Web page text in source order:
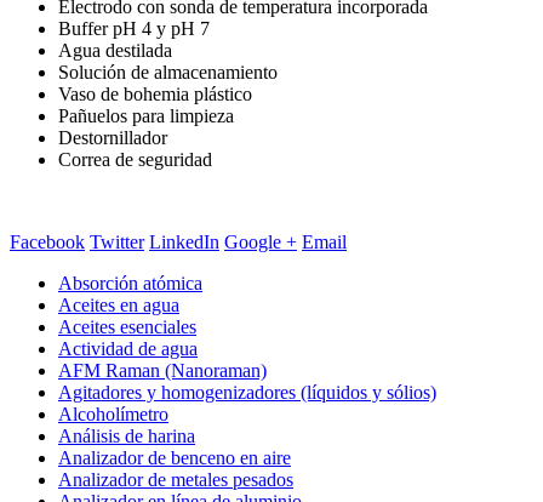
Electrodo con sonda de temperatura incorporada
Buffer pH 4 y pH 7
Agua destilada
Solución de almacenamiento
Vaso de bohemia plástico
Pañuelos para limpieza
Destornillador
Correa de seguridad
Facebook Twitter LinkedIn Google + Email
Absorción atómica
Aceites en agua
Aceites esenciales
Actividad de agua
AFM Raman (Nanoraman)
Agitadores y homogenizadores (líquidos y sólios)
Alcoholímetro
Análisis de harina
Analizador de benceno en aire
Analizador de metales pesados